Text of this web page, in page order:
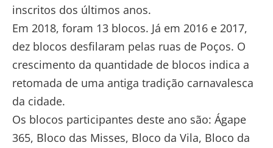
inscritos dos últimos anos.
Em 2018, foram 13 blocos. Já em 2016 e 2017,
dez blocos desfilaram pelas ruas de Poços. O
crescimento da quantidade de blocos indica a
retomada de uma antiga tradição carnavalesca
da cidade.
Os blocos participantes deste ano são: Ágape
365, Bloco das Misses, Bloco da Vila, Bloco da